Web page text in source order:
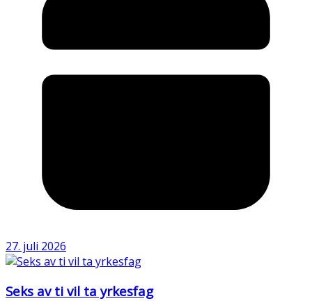
27. juli 2026
Seks av ti vil ta yrkesfag